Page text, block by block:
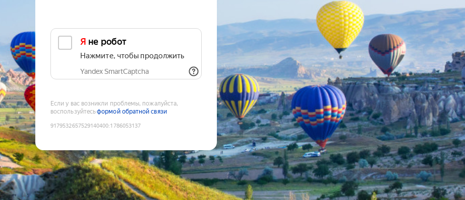
Я не робот
Нажмите, чтобы продолжить
Yandex SmartCaptcha
Если у вас возникли проблемы, пожалуйста,
воспользуйтесьформой обратной связи
9179532657529140400:1786053137